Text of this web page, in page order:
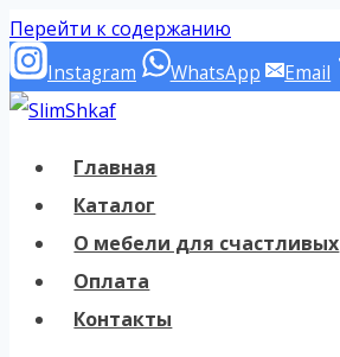
Перейти к содержанию
Instagram WhatsApp Email
Главная
Каталог
О мебели для счастливых
Оплата
Контакты